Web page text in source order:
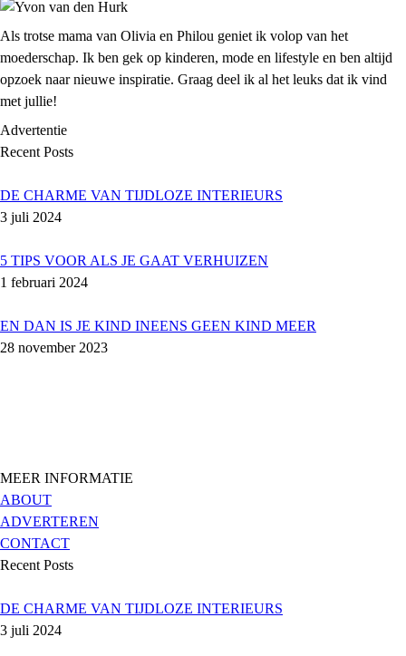
Als trotse mama van Olivia en Philou geniet ik volop van het
moederschap. Ik ben gek op kinderen, mode en lifestyle en ben altijd
opzoek naar nieuwe inspiratie. Graag deel ik al het leuks dat ik vind
met jullie!
Advertentie
Recent Posts
DE CHARME VAN TIJDLOZE INTERIEURS
3 juli 2024
5 TIPS VOOR ALS JE GAAT VERHUIZEN
1 februari 2024
EN DAN IS JE KIND INEENS GEEN KIND MEER
28 november 2023
MEER INFORMATIE
ABOUT
ADVERTEREN
CONTACT
Recent Posts
DE CHARME VAN TIJDLOZE INTERIEURS
3 juli 2024